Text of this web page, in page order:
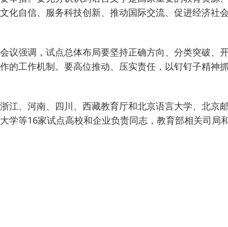
文化自信、服务科技创新、推动国际交流、促进经济社
会议强调，试点总体布局要坚持正确方向、分类突破、
作的工作机制。要高位推动、压实责任，以钉钉子精神
浙江、河南、四川、西藏教育厅和北京语言大学、北京
大学等16家试点高校和企业负责同志，教育部相关司局